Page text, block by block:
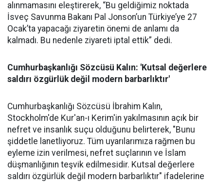
alınmamasını eleştirerek, “Bu geldiğimiz noktada
İsveç Savunma Bakanı Pal Jonson’un Türkiye’ye 27
Ocak’ta yapacağı ziyaretin önemi de anlamı da
kalmadı. Bu nedenle ziyareti iptal ettik” dedi.
Cumhurbaşkanlığı Sözcüsü Kalın: 'Kutsal değerlere
saldırı özgürlük değil modern barbarlıktır'
Cumhurbaşkanlığı Sözcüsü İbrahim Kalın,
Stockholm'de Kur'an-ı Kerim'in yakılmasının açık bir
nefret ve insanlık suçu olduğunu belirterek, "Bunu
şiddetle lanetliyoruz. Tüm uyarılarımıza rağmen bu
eyleme izin verilmesi, nefret suçlarının ve İslam
düşmanlığının teşvik edilmesidir. Kutsal değerlere
saldırı özgürlük değil modern barbarlıktır" ifadelerine